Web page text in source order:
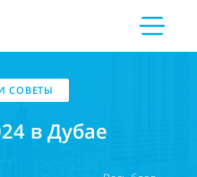
СОВЕТЫ
в Дубае